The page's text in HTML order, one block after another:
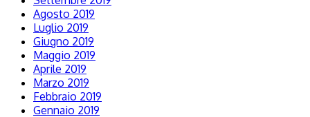
Agosto 2019
Luglio 2019
Giugno 2019
Maggio 2019
Aprile 2019
Marzo 2019
Febbraio 2019
Gennaio 2019